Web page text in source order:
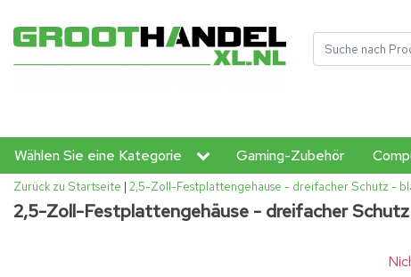
Wählen Sie eine Kategorie Gaming-Zubehör
Zurück zu Startseite | 2,5-Zoll-Festplattengehäuse - dreifacher Schutz -
2,5-Zoll-Festplattengehäuse - dreifacher